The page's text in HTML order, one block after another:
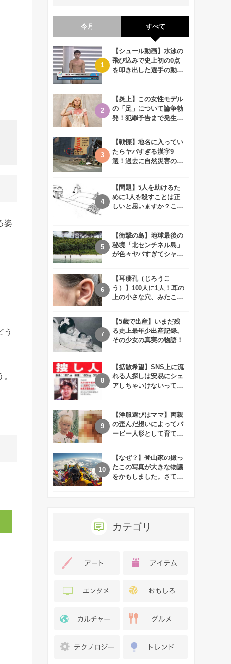
姿
う
今月 すべて
【シュール動画】水泳の
飛び込みで史上初の0点
を叩き出した選手の動画
【炎上】この女性モデル
の「足」について論争勃
発！犯罪予告まで発生す
【戦慄】地名に入ってい
たらヤバすぎる漢字9
選！過去に自然災害の歴
【問題】5人を助けるた
めに1人を殺すことは正
しいと思いますか？この
【衝撃の島】地球最後の
秘境「北センチネル島」
が色々ヤバすぎてシャレ
【耳瘻孔（じろうこ
う）】100人に1人！耳の
上の小さな穴、みたこと
【5歳で出産】いまだ残
る史上最年少出産記録。
その少女の真実の物語！
【拡散希望】SNS上に流
れる人探しは安易にシェ
アしちゃいけないって知
【洋服選びはママ】両親
の歪んだ想いによってバ
ービー人形として育てら
【なぜ？】登山家の撮っ
たこの写真が大きな物議
をかもしました。さて、
カテゴリ